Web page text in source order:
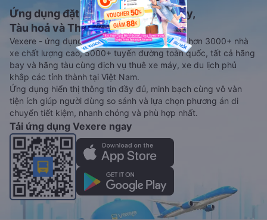
Ứng dụng đặt vé Xe khách, Máy bay,
Tàu hoả và Thuê xe
Vexere - ứng dụng đặt vé đa phương tiện với hơn 3000+ nhà
xe chất lượng cao, 5000+ tuyến đường toàn quốc, tất cả hãng
bay và hãng tàu cùng dịch vụ thuê xe máy, xe du lịch phủ
khắp các tỉnh thành tại Việt Nam.
Ứng dụng hiển thị thông tin đầy đủ, minh bạch cùng vô vàn
tiện ích giúp người dùng so sánh và lựa chọn phương án di
chuyển tiết kiệm, nhanh chóng và phù hợp nhất.
Tải ứng dụng Vexere ngay